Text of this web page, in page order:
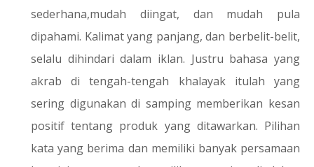
sederhana,mudah diingat, dan mudah pula
dipahami. Kalimat yang panjang, dan berbelit-belit,
selalu dihindari dalam iklan. Justru bahasa yang
akrab di tengah-tengah khalayak itulah yang
sering digunakan di samping memberikan kesan
positif tentang produk yang ditawarkan. Pilihan
kata yang berima dan memiliki banyak persamaan